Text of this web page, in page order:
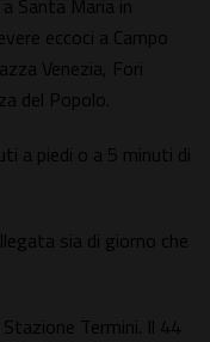
Santa Maria in
eccoci a Campo
Venezia, Fori
del Popolo.
a piedi o a 5 minuti di
sia di giorno che
Termini. Il 44